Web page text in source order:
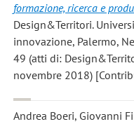
formazione, ricerca e
Design&Territori.
innovazione, Palermo,
49 (atti di:
novembre 2018)
Andrea Boeri, Giovanni